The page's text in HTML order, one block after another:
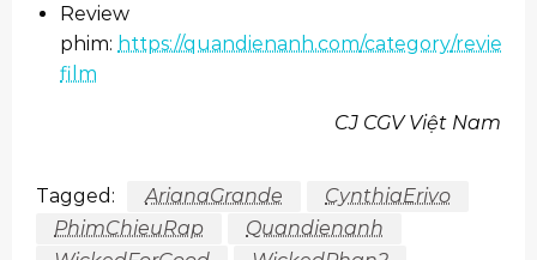
Review
phim: https://quandienanh.com/category/review-
film
CJ CGV Việt Nam
Tagged: ArianaGrande
CynthiaErivo
PhimChieuRap
Quandienanh